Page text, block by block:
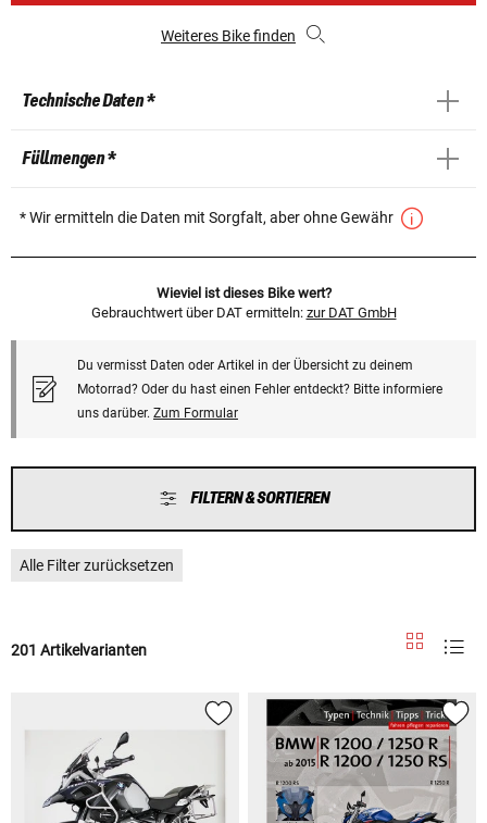
Weiteres Bike finden
Technische Daten *
Füllmengen *
* Wir ermitteln die Daten mit Sorgfalt, aber ohne Gewähr
Wieviel ist dieses Bike wert?
Gebrauchtwert über DAT ermitteln: zur DAT GmbH
Du vermisst Daten oder Artikel in der Übersicht zu deinem
Motorrad? Oder du hast einen Fehler entdeckt? Bitte informiere
uns darüber. Zum Formular
FILTERN & SORTIEREN
Alle Filter zurücksetzen
201 Artikelvarianten